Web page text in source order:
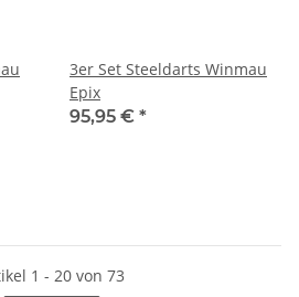
3er Set Steeldarts Winmau
Epix
95,95 € *
1 - 20 von 73